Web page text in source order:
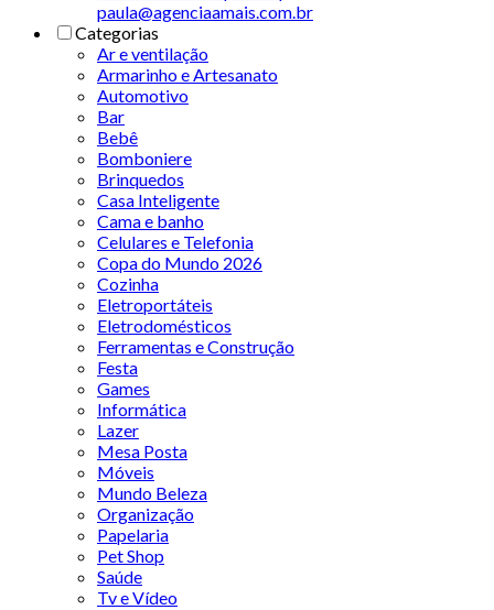
paula@agenciaamais.com.br
Categorias
Ar e ventilação
Armarinho e Artesanato
Automotivo
Bar
Bebê
Bomboniere
Brinquedos
Casa Inteligente
Cama e banho
Celulares e Telefonia
Copa do Mundo 2026
Cozinha
Eletroportáteis
Eletrodomésticos
Ferramentas e Construção
Festa
Games
Informática
Lazer
Mesa Posta
Móveis
Mundo Beleza
Organização
Papelaria
Pet Shop
Saúde
Tv e Vídeo